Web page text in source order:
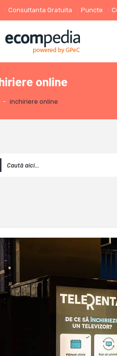
Consultanta Gratuita Puncte
online
- inchiriere online